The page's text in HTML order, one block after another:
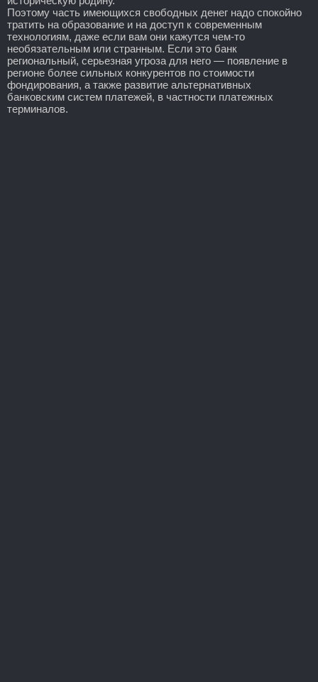
Поэтому часть имеющихся свободных денег надо спокойно
тратить на образование и на доступ к современным
технологиям, даже если вам они кажутся чем-то
необязательным или странным. Если это банк
региональный, серьезная угроза для него — появление в
регионе более сильных конкурентов по стоимости
фондирования, а также развитие альтернативных
банковским систем платежей, в частности платежных
терминалов.